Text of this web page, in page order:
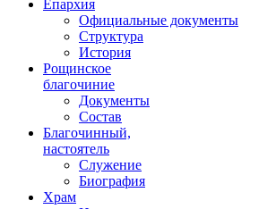
Епархия
Официальные документы
Структура
История
Рощинское
благочиние
Документы
Состав
Благочинный,
настоятель
Служение
Биография
Храм